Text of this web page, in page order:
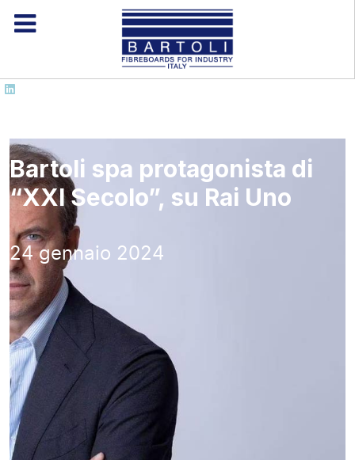
Bartoli spa protagonista di
“XXI Secolo”, su Rai Uno
24 gennaio 2024